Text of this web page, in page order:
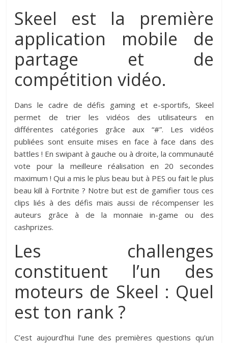
Skeel est la première
application mobile de
partage et de
compétition vidéo.
Dans le cadre de défis gaming et e-sportifs, Skeel
permet de trier les vidéos des utilisateurs en
différentes catégories grâce aux “#”. Les vidéos
publiées sont ensuite mises en face à face dans des
battles ! En swipant à gauche ou à droite, la communauté
vote pour la meilleure réalisation en 20 secondes
maximum ! Qui a mis le plus beau but à PES ou fait le plus
beau kill à Fortnite ? Notre but est de gamifier tous ces
clips liés à des défis mais aussi de récompenser les
auteurs grâce à de la monnaie in-game ou des
cashprizes.
Les challenges
constituent l’un des
moteurs de Skeel : Quel
est ton rank ?
C’est aujourd’hui l’une des premières questions qu’un